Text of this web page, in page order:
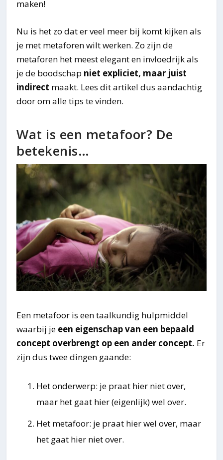
maken!
Nu is het zo dat er veel meer bij komt kijken als
je met metaforen wilt werken. Zo zijn de
metaforen het meest elegant en invloedrijk als
je de boodschap niet expliciet, maar juist
indirect maakt. Lees dit artikel dus aandachtig
door om alle tips te vinden.
Wat is een metafoor? De
betekenis…
Een metafoor is een taalkundig hulpmiddel
waarbij je een eigenschap van een bepaald
concept overbrengt op een ander concept. Er
zijn dus twee dingen gaande:
Het onderwerp: je praat hier niet over,
maar het gaat hier (eigenlijk) wel over.
Het metafoor: je praat hier wel over, maar
het gaat hier niet over.